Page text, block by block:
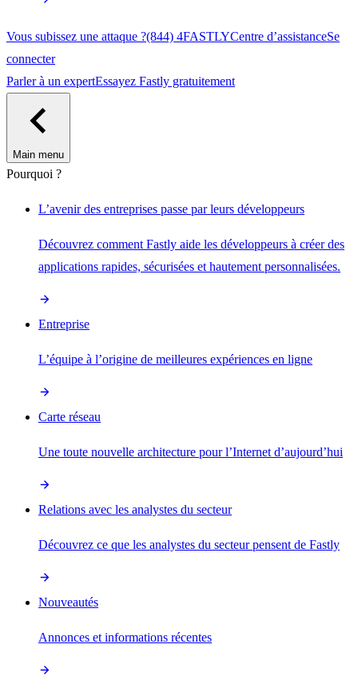
Vous subissez une attaque ?(844) 4FASTLYCentre d’assistanceSe
connecter
Parler à un expertEssayez Fastly gratuitement
Main menu
Pourquoi ?
L’avenir des entreprises passe par leurs développeurs
Découvrez comment Fastly aide les développeurs à créer des
applications rapides, sécurisées et hautement personnalisées.
Entreprise
L’équipe à l’origine de meilleures expériences en ligne
Carte réseau
Une toute nouvelle architecture pour l’Internet d’aujourd’hui
Relations avec les analystes du secteur
Découvrez ce que les analystes du secteur pensent de Fastly
Nouveautés
Annonces et informations récentes